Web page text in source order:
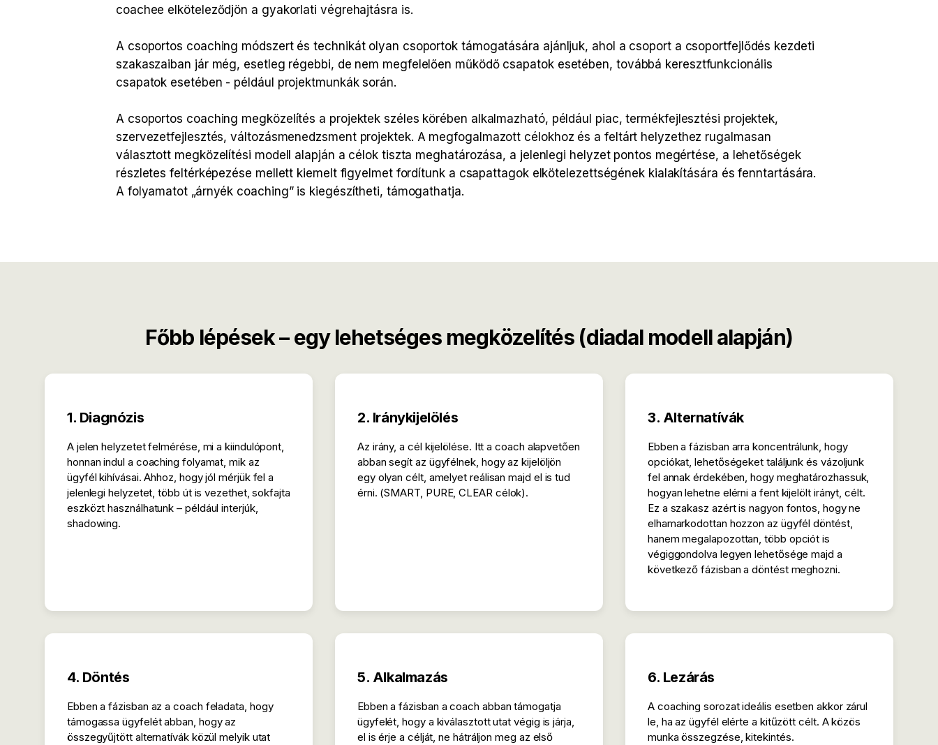
coachee elköteleződjön a gyakorlati végrehajtásra is.
A csoportos coaching módszert és technikát olyan csoportok támogatására ajánljuk, ahol a csoport a csoportfejlődés kezdeti
szakaszaiban jár még, esetleg régebbi, de nem megfelelően működő csapatok esetében, továbbá keresztfunkcionális
csapatok esetében - például projektmunkák során.
A csoportos coaching megközelítés a projektek széles körében alkalmazható, például piac, termékfejlesztési projektek,
szervezetfejlesztés, változásmenedzsment projektek. A megfogalmazott célokhoz és a feltárt helyzethez rugalmasan
választott megközelítési modell alapján a célok tiszta meghatározása, a jelenlegi helyzet pontos megértése, a lehetőségek
részletes feltérképezése mellett kiemelt figyelmet fordítunk a csapattagok elkötelezettségének kialakítására és fenntartására.
A folyamatot „árnyék coaching” is kiegészítheti, támogathatja.
Főbb lépések – egy lehetséges megközelítés (diadal modell alapján)
1. Diagnózis
A jelen helyzetet felmérése, mi a kiindulópont,
honnan indul a coaching folyamat, mik az
ügyfél kihívásai. Ahhoz, hogy jól mérjük fel a
jelenlegi helyzetet, több út is vezethet, sokfajta
eszközt használhatunk – például interjúk,
shadowing.
2. Iránykijelölés
Az irány, a cél kijelölése. Itt a coach alapvetően
abban segít az ügyfélnek, hogy az kijelöljön
egy olyan célt, amelyet reálisan majd el is tud
érni. (SMART, PURE, CLEAR célok).
3. Alternatívák
Ebben a fázisban arra koncentrálunk, hogy
opciókat, lehetőségeket találjunk és vázoljunk
fel annak érdekében, hogy meghatározhassuk,
hogyan lehetne elérni a fent kijelölt irányt, célt.
Ez a szakasz azért is nagyon fontos, hogy ne
elhamarkodottan hozzon az ügyfél döntést,
hanem megalapozottan, több opciót is
végiggondolva legyen lehetősége majd a
következő fázisban a döntést meghozni.
4. Döntés
Ebben a fázisban az a coach feladata, hogy
támogassa ügyfelét abban, hogy az
összegyűjtött alternatívák közül melyik utat
5. Alkalmazás
Ebben a fázisban a coach abban támogatja
ügyfelét, hogy a kiválasztott utat végig is járja,
el is érje a célját, ne hátráljon meg az első
6. Lezárás
A coaching sorozat ideális esetben akkor zárul
le, ha az ügyfél elérte a kitűzött célt. A közös
munka összegzése, kitekintés.